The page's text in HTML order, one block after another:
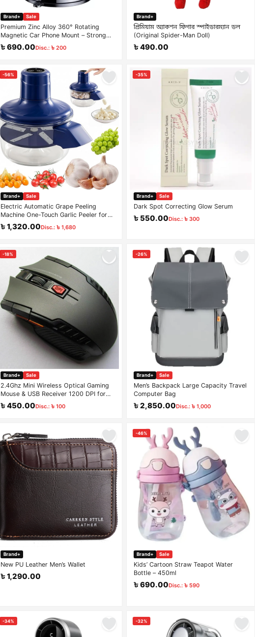
Brand+ Sale
Premium Zinc Alloy 360° Rotating
Magnetic Car Phone Mount – Strong
Vacuum Suction Dashboard &
Windshield Holder
৳ 690.00Disc.: ৳ 200
Brand+
প্রিমিয়াম অ্যাকশন ফিগার স্পাইডারম্যান ডল
(Original Spider-Man Doll)
৳ 490.00
-56%
Brand+ Sale
Electric Automatic Grape Peeling
Machine One-Touch Garlic Peeler for
Grapes Garlic Jujube Small Fruits
৳ 1,320.00Disc.: ৳ 1,680
-35%
Brand+ Sale
Dark Spot Correcting Glow Serum
৳ 550.00Disc.: ৳ 300
-18%
Brand+ Sale
2.4Ghz Mini Wireless Optical Gaming
Mouse & USB Receiver 1200 DPI for
PC Laptop
৳ 450.00Disc.: ৳ 100
-26%
Brand+ Sale
Men’s Backpack Large Capacity Travel
Computer Bag
৳ 2,850.00Disc.: ৳ 1,000
Brand+
New PU Leather Men’s Wallet
৳ 1,290.00
-46%
Brand+ Sale
Kids’ Cartoon Straw Teapot Water
Bottle – 450ml
৳ 690.00Disc.: ৳ 590
-34% -32%